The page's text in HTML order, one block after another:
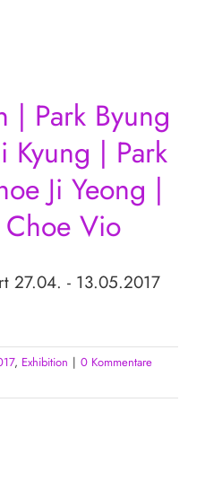
| Park Byung
Kyung | Park
Ji Yeong |
Vio
27.04. - 13.05.2017
, Exhibition | 0 Kommentare